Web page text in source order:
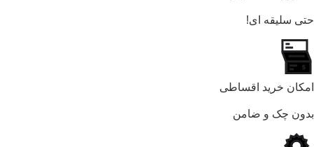
حتی سلیقه ای!
امکان خرید اقساطی
بدون چک و ضامن